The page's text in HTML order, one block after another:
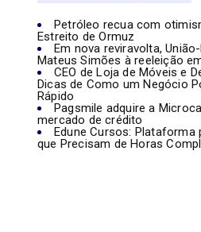
Petróleo recua com
Estreito de Ormuz
Em nova reviravolta,
Mateus Simões à reeleição
CEO de Loja de Móveis e
Dicas de Como um Negócio
Rápido
Pagsmile adquire a
mercado de crédito
Edune Cursos: Plataforma
que Precisam de Horas